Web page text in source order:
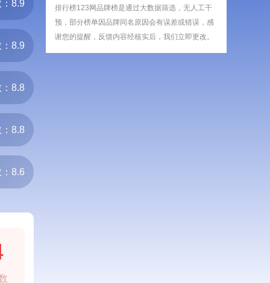
8.9
8.9
8.8
8.8
8.6
排行榜123网品牌榜是通过大数据筛选，无人工干
预，部分榜单因品牌同名原因会有误差或错误，感
谢您的提醒，反馈内容经核实后，我们立即更改。